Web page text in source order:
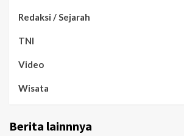
Redaksi / Sejarah
TNI
Video
Wisata
Berita lainnnya